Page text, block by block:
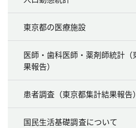
東京都の医療施設
医師・歯科医師・薬剤師統計（
果報告）
患者調査（東京都集計結果報告）
国民生活基礎調査について